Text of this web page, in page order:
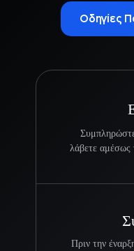
Οδηγίες
λάβετε αμέσως
Πριν την